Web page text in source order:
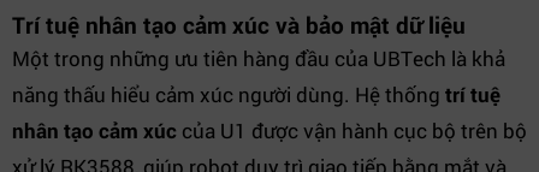
Trí tuệ nhân tạo cảm xúc và bảo mật dữ liệu
Một trong những ưu tiên hàng đầu của UBTech là khả
năng thấu hiểu cảm xúc người dùng. Hệ thống trí tuệ
nhân tạo cảm xúc của U1 được vận hành cục bộ trên bộ